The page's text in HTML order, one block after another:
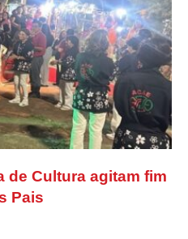
de Cultura agitam fim
Pais